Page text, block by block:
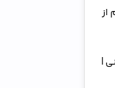
از
|